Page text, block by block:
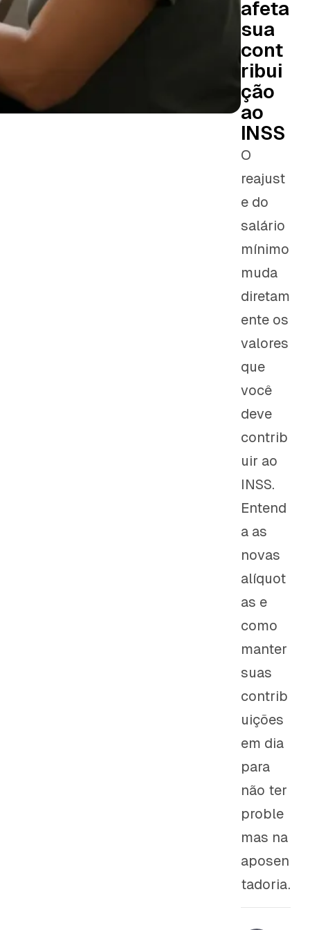
afeta
sua
cont
ribui
ção
ao
INSS
O
reajust
e do
salário
mínimo
muda
diretam
ente os
valores
que
você
deve
contrib
uir ao
INSS.
Entend
a as
novas
alíquot
as e
como
manter
suas
contrib
uições
em dia
para
não ter
proble
mas na
aposen
tadoria.